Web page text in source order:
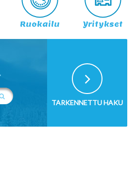
Ruokailu Yritykset
TARKENNETTU HAKU